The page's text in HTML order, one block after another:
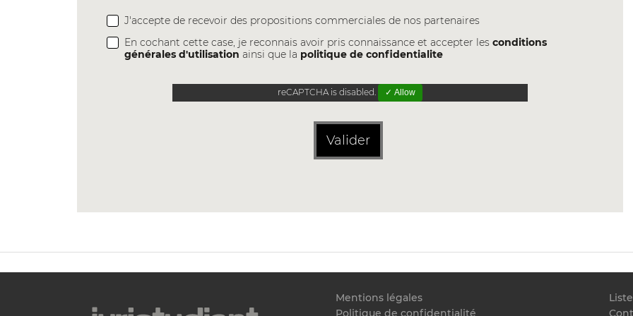
J'accepte de recevoir des propositions commerciales de nos partenaires
En cochant cette case, je reconnais avoir pris connaissance et accepter lesconditions
générales d'utilisation ainsi que la politique de confidentialite
reCAPTCHA is disabled. ✓ Allow
Valider
Mentions légales
Politique de confidentialité